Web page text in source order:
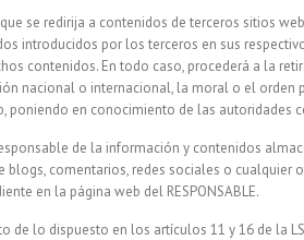
se redirija a contenidos de terceros sitios
introducidos por los terceros en sus
contenidos. En todo caso, procederá a la
nacional o internacional, la moral o el orden
poniendo en conocimiento de las autoridades
responsable de la información y contenidos
blogs, comentarios, redes sociales o
en la página web del RESPONSABLE.
de lo dispuesto en los artículos 11 y 16 de la